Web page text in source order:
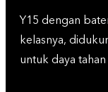
Y15 dengan
kelasnya,
untuk daya